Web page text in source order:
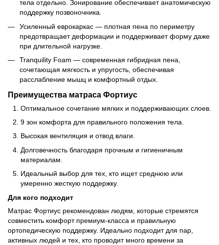
тела отдельно. Зонирование обеспечивает анатомическую
поддержку позвоночника.
Усиленный еврокаркас — плотная пена по периметру
предотвращает деформации и поддерживает форму даже
при длительной нагрузке.
Tranquility Foam — современная гибридная пена,
сочетающая мягкость и упругость, обеспечивая
расслабление мышц и комфортный отдых.
Преимущества матраса Фортиус
Оптимальное сочетание мягких и поддерживающих слоев.
9 зон комфорта для правильного положения тела.
Высокая вентиляция и отвод влаги.
Долговечность благодаря прочным и гигиеничным
материалам.
Идеальный выбор для тех, кто ищет среднюю или
умеренно жесткую поддержку.
Для кого подходит
Матрас Фортиус рекомендован людям, которые стремятся
совместить комфорт премиум-класса и правильную
ортопедическую поддержку. Идеально подходит для пар,
активных людей и тех, кто проводит много времени за